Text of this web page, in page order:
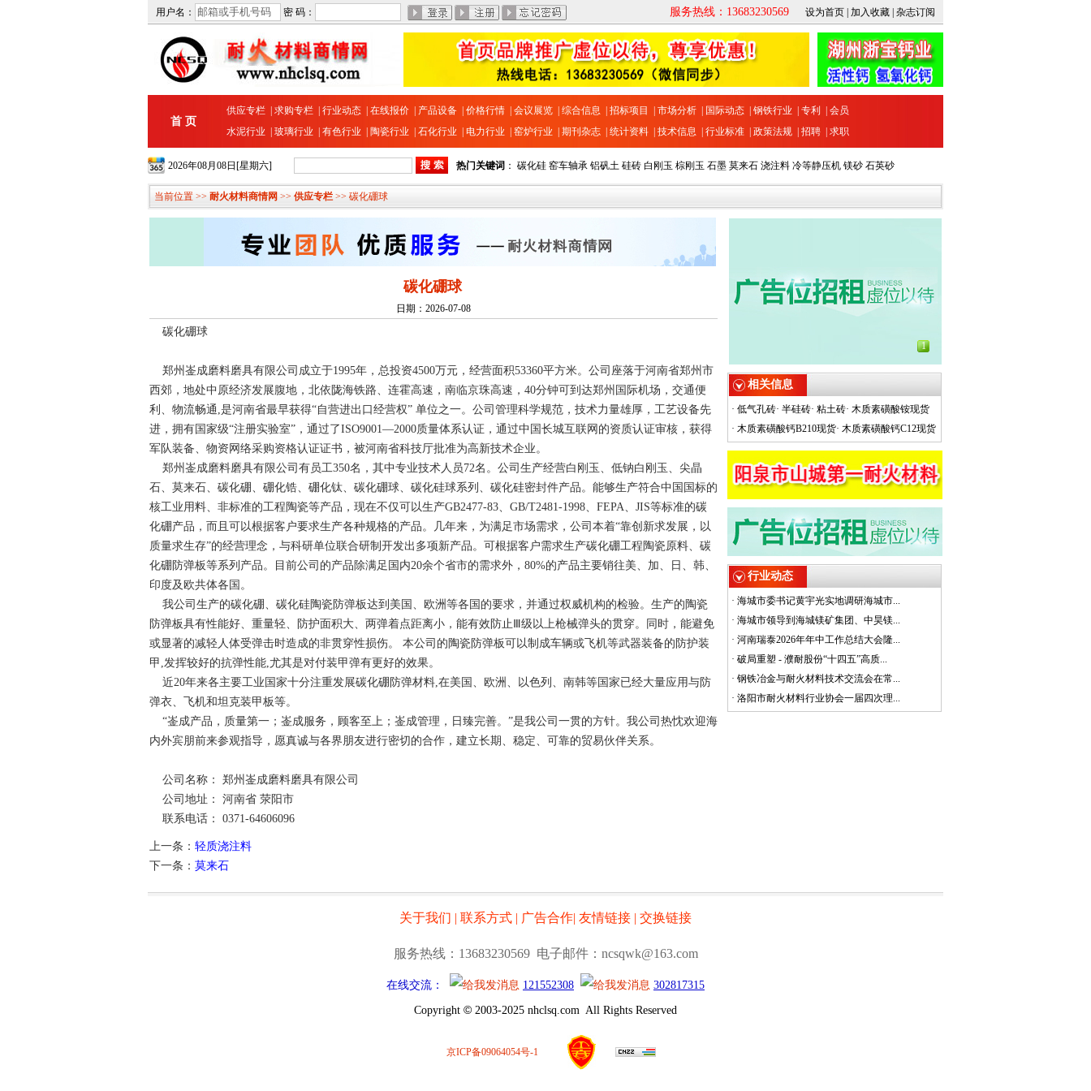
用户名： 密 码： 服务热线：13683230569 设为首页 加入收藏 杂志订阅
首 页
供应专栏 求购专栏 行业动态 在线报价 产品设备 价格行情 会议展览 综合信息 招标项目 市场分析 国际动态 钢铁行业 专利
会员
水泥行业
玻璃行业 有色行业 陶瓷行业 石化行业 电力行业 窑炉行业 期刊杂志 统计资料 技术信息 行业标准 政策法规 招聘 求职
2026年08月08日[星期六] 热门关键词 ： 碳化硅 窑车轴承 铝矾土 硅砖 白刚玉 棕刚玉 石墨 莫来石 浇注料 冷等静压机 镁砂 石英砂
当前位置 >> 耐火材料商情网 >> 供应专栏 >> 碳化硼球
碳化硼球
日期：2026-07-08
碳化硼球
郑州崟成磨料磨具有限公司成立于1995年，总投资4500万元，经营面积53360平方米。公司座落于河南省郑州市
西郊，地处中原经济发展腹地，北依陇海铁路、连霍高速，南临京珠高速，40分钟可到达郑州国际机场，交通便
利、物流畅通,是河南省最早获得“自营进出口经营权” 单位之一。公司管理科学规范，技术力量雄厚，工艺设备先
进，拥有国家级“注册实验室”，通过了ISO9001—2000质量体系认证，通过中国长城互联网的资质认证审核，获得
军队装备、物资网络采购资格认证证书，被河南省科技厅批准为高新技术企业。
郑州崟成磨料磨具有限公司有员工350名，其中专业技术人员72名。公司生产经营白刚玉、低钠白刚玉、尖晶
石、莫来石、碳化硼、硼化锆、硼化钛、碳化硼球、碳化硅球系列、碳化硅密封件产品。能够生产符合中国国标的
核工业用料、非标准的工程陶瓷等产品，现在不仅可以生产GB2477-83、GB/T2481-1998、FEPA、JIS等标准的碳
化硼产品，而且可以根据客户要求生产各种规格的产品。几年来，为满足市场需求，公司本着“靠创新求发展，以
质量求生存”的经营理念，与科研单位联合研制开发出多项新产品。可根据客户需求生产碳化硼工程陶瓷原料、碳
化硼防弹板等系列产品。目前公司的产品除满足国内20余个省市的需求外，80%的产品主要销往美、加、日、韩、
印度及欧共体各国。
我公司生产的碳化硼、碳化硅陶瓷防弹板达到美国、欧洲等各国的要求，并通过权威机构的检验。生产的陶瓷
防弹板具有性能好、重量轻、防护面积大、两弹着点距离小，能有效防止Ⅲ级以上枪械弹头的贯穿。同时，能避免
或显著的减轻人体受弹击时造成的非贯穿性损伤。 本公司的陶瓷防弹板可以制成车辆或飞机等武器装备的防护装
甲,发挥较好的抗弹性能,尤其是对付装甲弹有更好的效果。
近20年来各主要工业国家十分注重发展碳化硼防弹材料,在美国、欧洲、以色列、南韩等国家已经大量应用与防
弹衣、飞机和坦克装甲板等。
“崟成产品，质量第一；崟成服务，顾客至上；崟成管理，日臻完善。”是我公司一贯的方针。我公司热忱欢迎海
内外宾朋前来参观指导，愿真诚与各界朋友进行密切的合作，建立长期、稳定、可靠的贸易伙伴关系。
公司名称：
郑州崟成磨料磨具有限公司
公司地址：
河南省 荥阳市
联系电话：
0371-64606096
上一条： 轻质浇注料
下一条： 莫来石
1
相关信息
· 低气孔砖· 半硅砖· 粘土砖· 木质素磺酸铵现货
· 木质素磺酸钙B210现货· 木质素磺酸钙C12现货
行业动态
· 海城市委书记黄宇光实地调研海城市...
· 海城市领导到海城镁矿集团、中昊镁...
· 河南瑞泰2026年年中工作总结大会隆...
· 破局重塑 - 濮耐股份“十四五”高质...
· 钢铁冶金与耐火材料技术交流会在常...
· 洛阳市耐火材料行业协会一届四次理...
关于我们 | 联系方式 | 广告合作| 友情链接 | 交换链接
服务热线：13683230569 电子邮件：ncsqwk@163.com
在线交流： 121552308 302817315
Copyright © 2003-2025 nhclsq.com All Rights Reserved
京ICP备09064054号-1